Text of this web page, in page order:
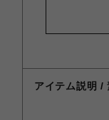
アイテム説明 /